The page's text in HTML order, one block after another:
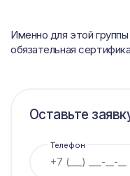
Именно для этой
обязательная
Оставьте
Телефон